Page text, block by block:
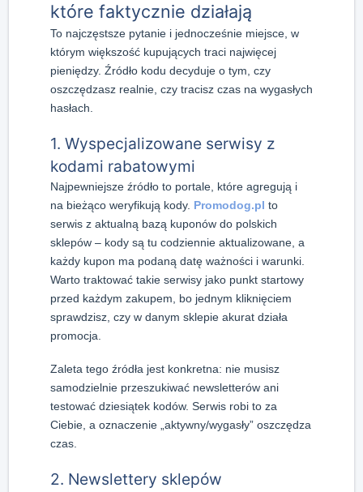
które faktycznie działają
To najczęstsze pytanie i jednocześnie miejsce, w
którym większość kupujących traci najwięcej
pieniędzy. Źródło kodu decyduje o tym, czy
oszczędzasz realnie, czy tracisz czas na wygasłych
hasłach.
1. Wyspecjalizowane serwisy z
kodami rabatowymi
Najpewniejsze źródło to portale, które agregują i
na bieżąco weryfikują kody. Promodog.pl to
serwis z aktualną bazą kuponów do polskich
sklepów – kody są tu codziennie aktualizowane, a
każdy kupon ma podaną datę ważności i warunki.
Warto traktować takie serwisy jako punkt startowy
przed każdym zakupem, bo jednym kliknięciem
sprawdzisz, czy w danym sklepie akurat działa
promocja.
Zaleta tego źródła jest konkretna: nie musisz
samodzielnie przeszukiwać newsletterów ani
testować dziesiątek kodów. Serwis robi to za
Ciebie, a oznaczenie „aktywny/wygasły” oszczędza
czas.
2. Newslettery sklepów